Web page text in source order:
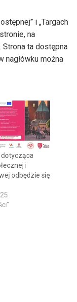
i „Targach
na
ta dostępna
nagłówku można
dotycząca
i
odbędzie się